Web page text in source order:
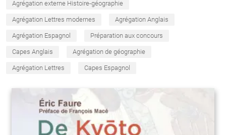
Agrégation externe Histoire-géographie
Agrégation Lettres modernes Agrégation Anglais
Agrégation Espagnol Préparation aux concours
Capes Anglais Agrégation de géographie
Agrégation Lettres Capes Espagnol